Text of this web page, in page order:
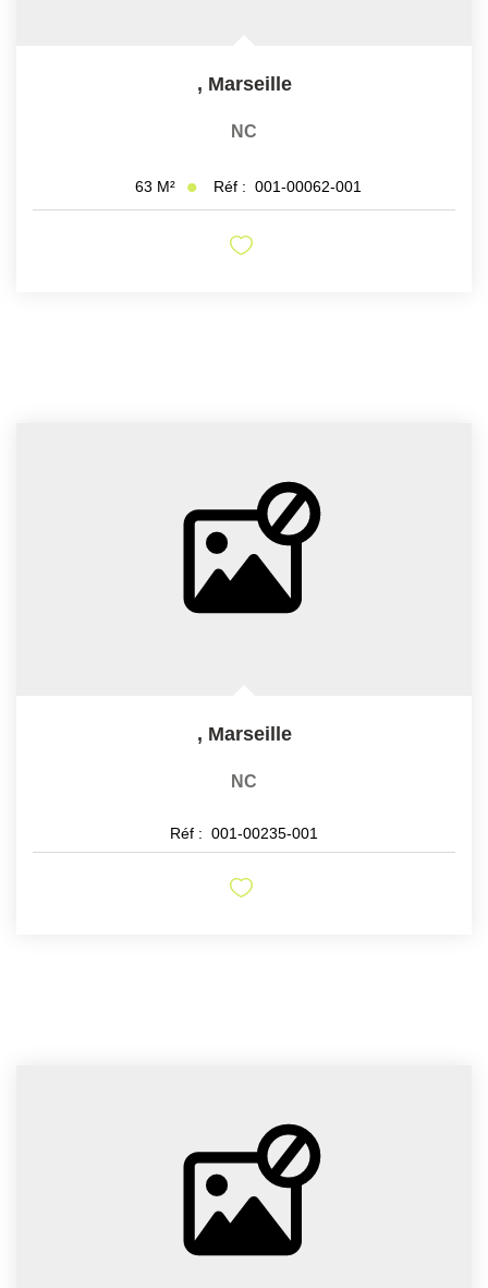
, Marseille
NC
63 M² Réf : 001-00062-001
, Marseille
NC
Réf : 001-00235-001